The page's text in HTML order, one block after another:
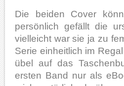
Die beiden Cover
persönlich gefällt die
vielleicht war sie ja zu
Serie einheitlich im
übel auf das
ersten Band nur als